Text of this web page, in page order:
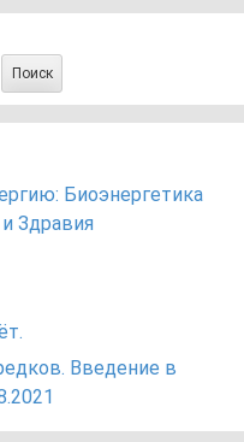
Поиск
Биоэнергетика
Здравия
Введение в